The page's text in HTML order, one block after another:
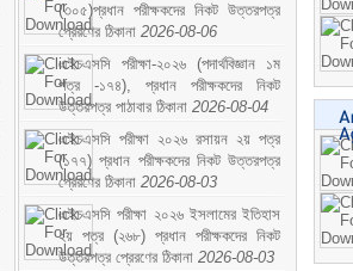
(৩০৫)প্রধান পরীক্ষকদের নিকট উত্তরপত্র
প্রেরণের ঠিকানা 2026-08-06
এইচএসসি পরীক্ষা-২০২৬ (পদার্থবিজ্ঞান ১ম
পত্র -১৭৪), প্রধান পরীক্ষকদের নিকট
উত্তরপত্র পাঠাবার ঠিকানা 2026-08-04
এইচএসসি পরীক্ষা ২০২৬ রসায়ন ২য় পত্র
(১৭৭) প্রধান পরীক্ষকদের নিকট উত্তরপত্র
প্রেরণের ঠিকানা 2026-08-03
এইচএসসি পরীক্ষা ২০২৬ ইসলামের ইতিহাস
২য় পত্র (২৬৮) প্রধান পরীক্ষকদের নিকট
উত্তরপত্র প্রেরণের ঠিকানা 2026-08-03